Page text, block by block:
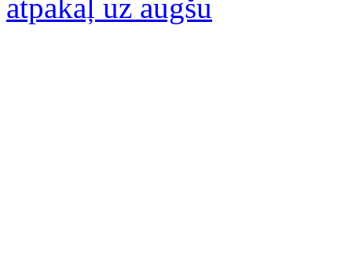
atpakaļ uz augšu